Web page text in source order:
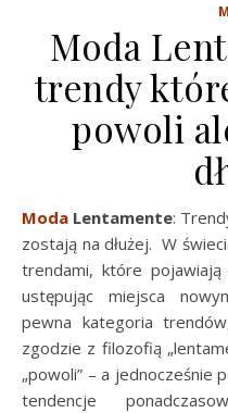
Moda
trendy
powoli
Moda Lentamente:
zostają na dłużej. W
trendami, które
ustępując miejsca
pewna kategoria
zgodzie z filozofią
„powoli” – a jednocześnie
tendencje